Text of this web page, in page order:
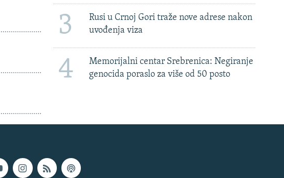
3
Rusi u Crnoj Gori traže nove adrese nakon
uvođenja viza
4
Memorijalni centar Srebrenica: Negiranje
genocida poraslo za više od 50 posto